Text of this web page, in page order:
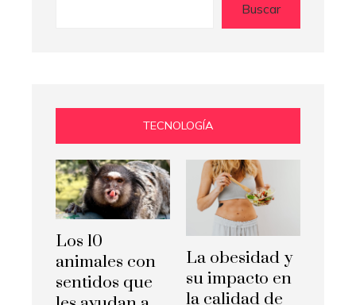
Buscar
TECNOLOGÍA
Los 10
animales con
sentidos que
La obesidad y
su impacto en
la calidad de